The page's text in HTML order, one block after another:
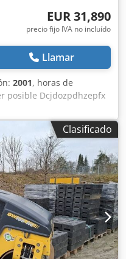
EUR 31,890
precio fijo IVA no incluído
Llamar
2001, horas de
posible Dcjdozpdhzepfx
en contacto con Tobias
Clasificado